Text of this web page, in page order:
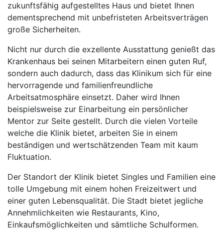
zukunftsfähig aufgestelltes Haus und bietet Ihnen
dementsprechend mit unbefristeten Arbeitsverträgen
große Sicherheiten.
Nicht nur durch die exzellente Ausstattung genießt das
Krankenhaus bei seinen Mitarbeitern einen guten Ruf,
sondern auch dadurch, dass das Klinikum sich für eine
hervorragende und familienfreundliche
Arbeitsatmosphäre einsetzt. Daher wird Ihnen
beispielsweise zur Einarbeitung ein persönlicher
Mentor zur Seite gestellt. Durch die vielen Vorteile
welche die Klinik bietet, arbeiten Sie in einem
beständigen und wertschätzenden Team mit kaum
Fluktuation.
Der Standort der Klinik bietet Singles und Familien eine
tolle Umgebung mit einem hohen Freizeitwert und
einer guten Lebensqualität. Die Stadt bietet jegliche
Annehmlichkeiten wie Restaurants, Kino,
Einkaufsmöglichkeiten und sämtliche Schulformen.